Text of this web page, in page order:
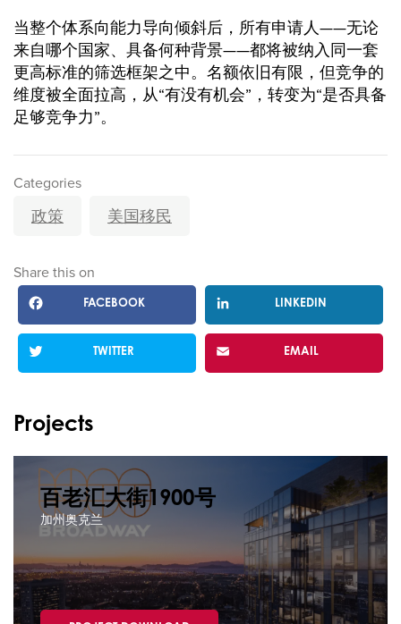
当整个体系向能力导向倾斜后，所有申请人——无论
来自哪个国家、具备何种背景——都将被纳入同一套
更高标准的筛选框架之中。名额依旧有限，但竞争的
维度被全面拉高，从“有没有机会”，转变为“是否具备
足够竞争力”。
Categories
政策 美国移民
Share this on
FACEBOOK LINKEDIN
TWITTER EMAIL
Projects
百老汇大街1900号
加州奥克兰